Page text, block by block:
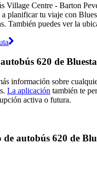
Village Centre - Barton
planificar tu viaje con
También puedes ver la
620 de
información sobre
La aplicación también te
activa o futura.
de autobús 620 de